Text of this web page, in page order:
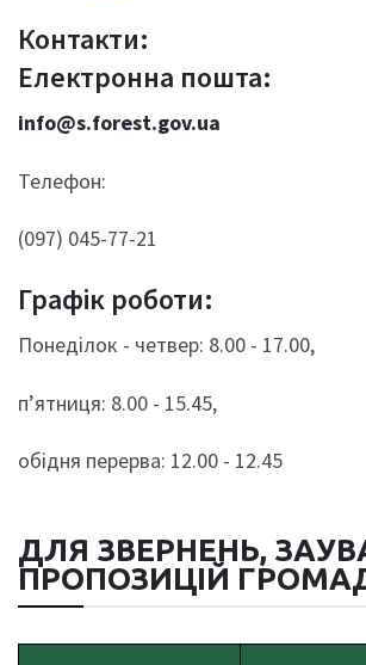
Контакти:
Електронна пошта:
info@s.forest.gov.ua
Телефон:
(097) 045-77-21
Графік роботи:
Понеділок - четвер: 8.00 - 17.00,
п’ятниця: 8.00 - 15.45,
обідня перерва: 12.00 - 12.45
ДЛЯ ЗВЕРНЕНЬ,
ПРОПОЗИЦІЙ